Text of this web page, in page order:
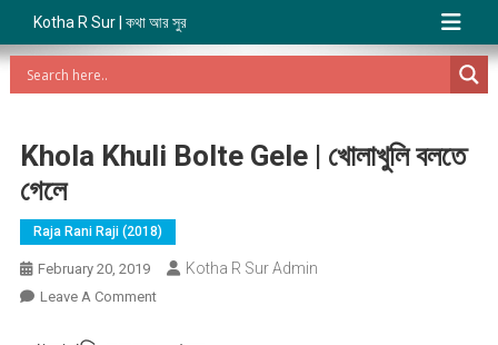
Kotha R Sur | কথা আর সুর
Khola Khuli Bolte Gele | খোলাখুলি বলতে
গেলে
Raja Rani Raji (2018)
February 20, 2019 Kotha R Sur Admin
Leave A CommentOn